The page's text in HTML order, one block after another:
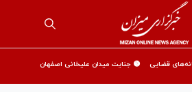
قضایی 🟡 جنایت میدان علیخانی اصفهان